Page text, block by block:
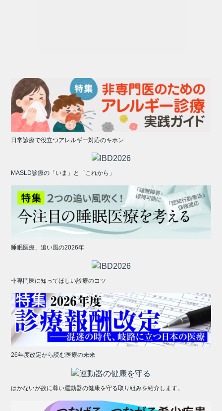
日常診療で役立つアレルギー対応のキホン
MASLD診療の「いま」と「これから」
睡眠医療、追い風の2026年
非専門医に知ってほしい診療のコツ
26年度改定から読む医療の未来
はかないが故に尊い運動器の健康を守る取り組みを紹介します。